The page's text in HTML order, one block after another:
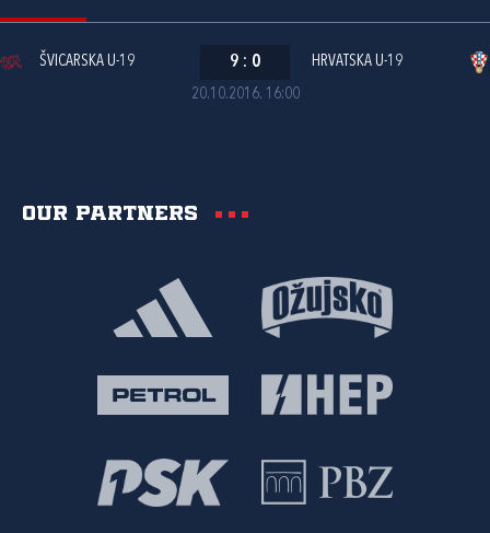
20.10.2016. 16:00
ŠVICARSKA U-19 9 : 0 HRVATSKA U-19
Our partners